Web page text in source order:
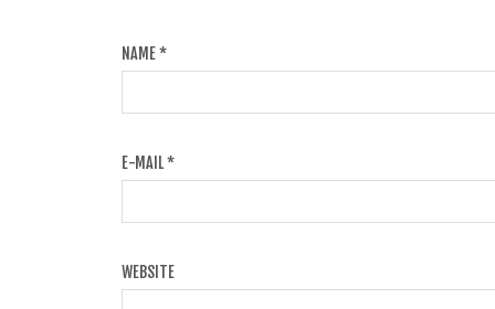
NAME*
E-MAIL*
WEBSITE